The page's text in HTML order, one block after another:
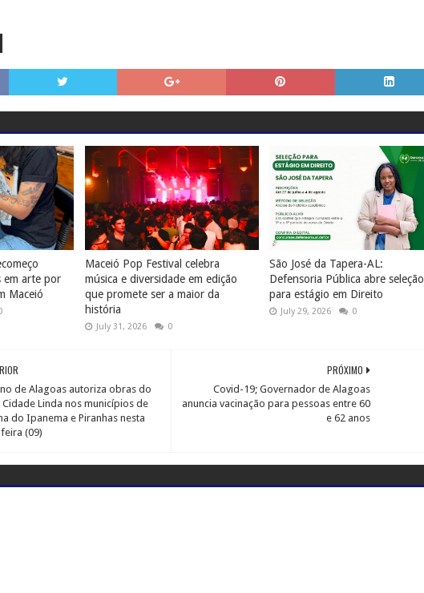
em arte por
Maceió
Maceió Pop Festival celebra
música e diversidade em edição
que promete ser a maior da
história
July 31, 2026 0
São José da Tapera-AL:
Defensoria Pública abre seleção
para estágio em Direito
July 29, 2026 0
PRÓXIMO
Covid-19; Governador de Alagoas
anuncia vacinação para pessoas entre 60
e 62 anos
de Alagoas autoriza obras do
Cidade Linda nos municípios de
do Ipanema e Piranhas nesta
(09)